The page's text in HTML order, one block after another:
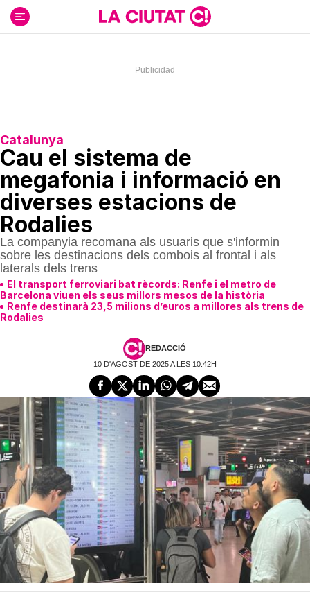
contenido
Catalunya
Cau el sistema de
megafonia i informació en
diverses estacions de
Rodalies
La companyia recomana als usuaris que s'informin
sobre les destinacions dels combois al frontal i als
laterals dels trens
El transport ferroviari bat rècords: Renfe i el metro de
Barcelona viuen els seus millors mesos de la història
Renfe destinarà 23,5 milions d’euros a millores als trens de
Rodalies
REDACCIÓ
10 D'AGOST DE 2025 A LES 10:42H